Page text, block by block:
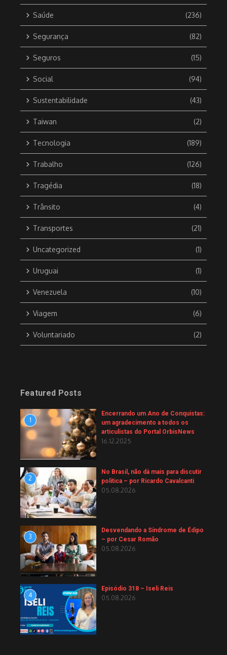
Saúde (236)
Segurança (82)
Seguros (15)
Social (94)
Sustentabilidade (43)
Taiwan (2)
Tecnologia (189)
Trabalho (126)
Tragédia (18)
Trânsito (4)
Transportes (21)
Uncategorized (1)
Uruguai (1)
Venezuela (10)
Viagem (6)
Voluntariado (2)
Featured Posts
1
Encerrando um Ano de Conquistas:
um agradecimento a todos os
articulistas do Portal OrbisNews
16.12.2025
2
No Brasil, não dá mais para discutir
política – por Ricardo Cavalcanti
05.08.2026
3
Desvendando a Síndrome de Édipo
– por Cesar Romão
05.08.2026
4
Episódio 318 – Iseli Reis
05.08.2026